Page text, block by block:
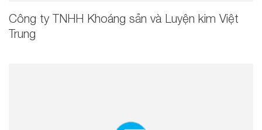
Công ty TNHH Khoáng sản và Luyện kim Việt
Trung